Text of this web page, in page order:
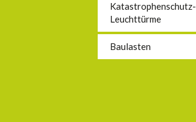
Katastrophenschutz-
Leuchttürme
Baulasten